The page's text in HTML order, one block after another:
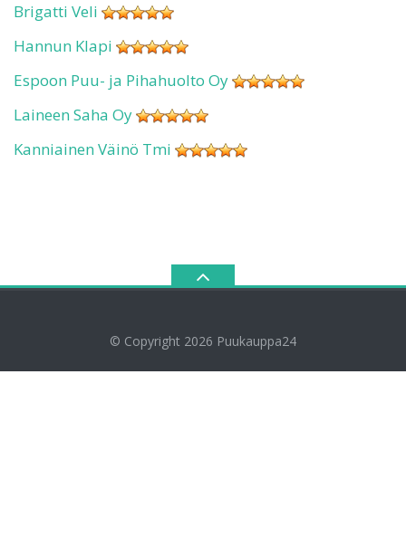
Brigatti Veli
Hannun Klapi
Espoon Puu- ja Pihahuolto Oy
Laineen Saha Oy
Kanniainen Väinö Tmi
© Copyright 2026 Puukauppa24